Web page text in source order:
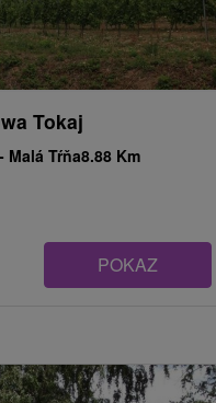
Tokaj
Malá Tŕňa8.88 Km
POKAZ